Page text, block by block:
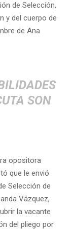
de Selección,
y del cuerpo de
de Ana
SON
opositora
que le envió
Selección de
Vázquez,
la vacante
del pliego por